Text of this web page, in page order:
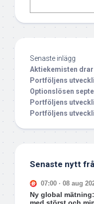
Senaste inlägg
Aktiekemisten
Portföljens
Optionslösen
Portföljens
Portföljens
Senaste nytt
07:00 · 08 aug
Ny global
med störst och